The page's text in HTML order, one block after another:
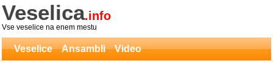
Veselica.info
Vse veselice na enem mestu
Veselice Ansambli Video